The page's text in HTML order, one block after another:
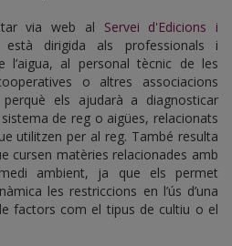
via web al Servei d'Edicions i
està dirigida als professionals i
al personal tècnic de les
o altres associacions
els ajudarà a diagnosticar
de reg o aigües, relacionats
utilitzen per al reg. També resulta
cursen matèries relacionades amb
ambient, ja que els permet
les restriccions en l’ús d’una
factors com el tipus de cultiu o el